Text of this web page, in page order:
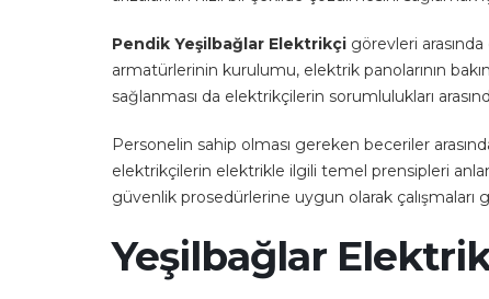
Pendik Yeşilbağlar Elektrikçi görevleri
armatürlerinin kurulumu, elektrik panolarının
sağlanması da elektrikçilerin sorumlulukları
Personelin sahip olması gereken beceriler
elektrikçilerin elektrikle ilgili temel prensipleri
güvenlik prosedürlerine uygun olarak çalışmaları
Yeşilbağlar